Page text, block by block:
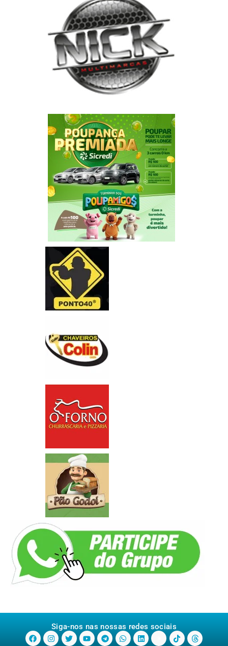
Siga-nos nas nossas redes sociais